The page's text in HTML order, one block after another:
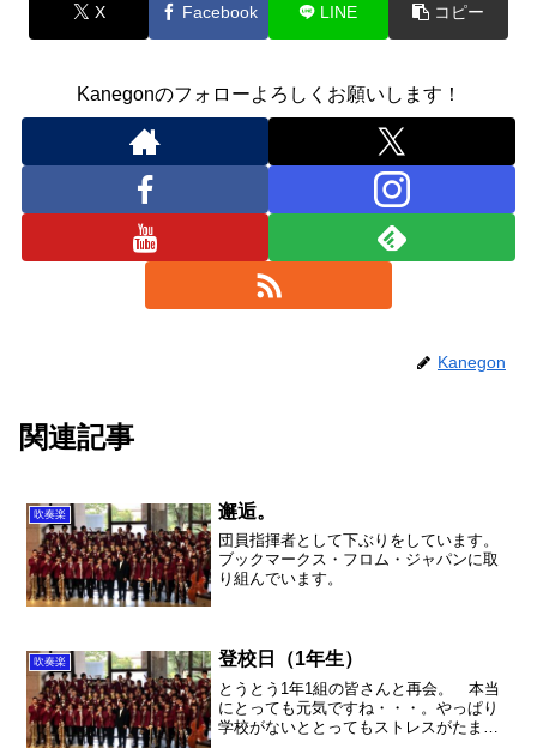
X Facebook LINE コピー
Kanegonのフォローよろしくお願いします！
Kanegon
関連記事
吹奏楽 邂逅。
団員指揮者として下ぶりをしています。
ブックマークス・フロム・ジャパンに取
り組んでいます。
吹奏楽 登校日（1年生）
とうとう1年1組の皆さんと再会。 本当
にとっても元気ですね・・・。やっぱり
学校がないととってもストレスがたまり